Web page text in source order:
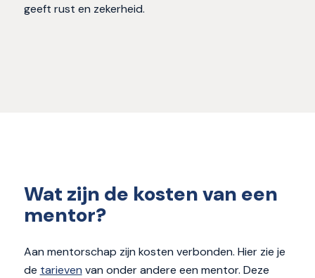
geeft rust en zekerheid.
Wat zijn de kosten van een
mentor?
Aan mentorschap zijn kosten verbonden. Hier zie je
de tarieven van onder andere een mentor. Deze